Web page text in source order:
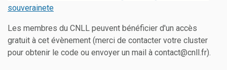
souverainete
Les membres du CNLL peuvent bénéficier d'un accès
gratuit à cet évènement (merci de contacter votre cluster
pour obtenir le code ou envoyer un mail à contact@cnll.fr).